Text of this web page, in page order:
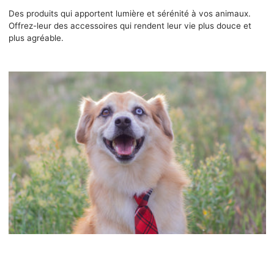
Des produits qui apportent lumière et sérénité à vos animaux.
Offrez-leur des accessoires qui rendent leur vie plus douce et
plus agréable.